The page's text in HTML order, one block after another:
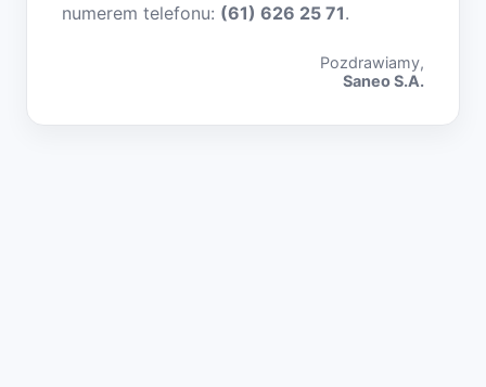
numerem telefonu: (61) 626 25 71.
Pozdrawiamy,
Saneo S.A.